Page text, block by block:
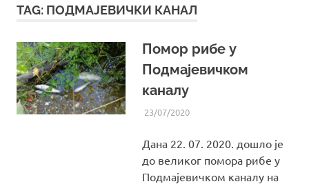
TAG: ПОДМАЈЕВИЧКИ КАНАЛ
Помор рибе у
Подмајевичком
каналу
23/07/2020UREDNIK
ВИЈЕСТИ ИЗ УДРУЖЕЊА
Дана 22. 07. 2020. дошло је
до великог помора рибе у
Подмајевичком каналу на